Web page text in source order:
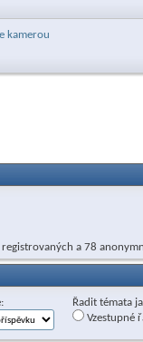
kamerou
registrovaných a 78
Řadit témata
Vzestupné